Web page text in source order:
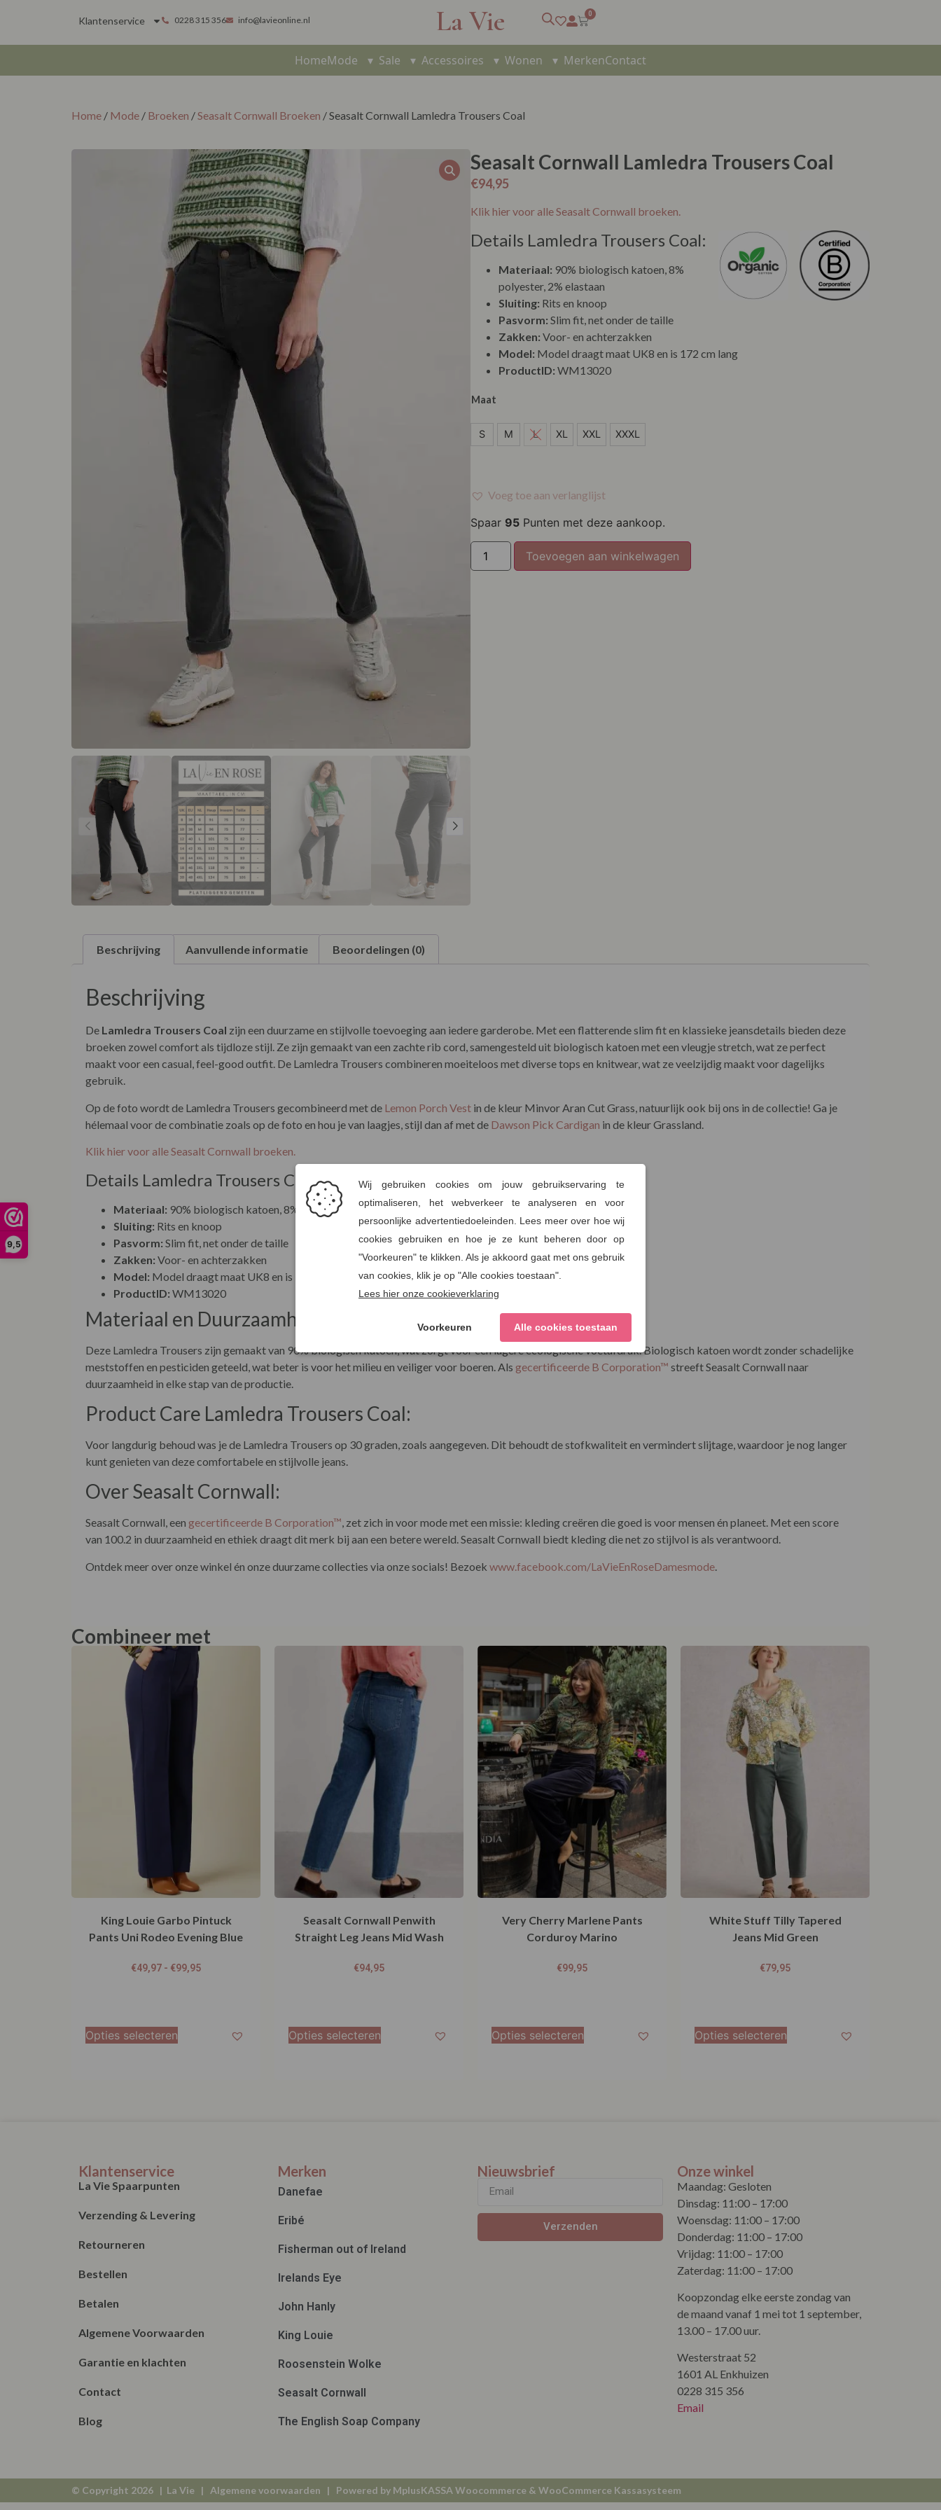
9,5
Klantenservice 0228 315 356 info@lavieonline.nl La Vie 0
HomeMode ▾ Sale ▾ Accessoires ▾ Wonen ▾ MerkenContact
Home / Mode / Broeken /Seasalt Cornwall Broeken / Seasalt Cornwall Lamledra Trousers Coal
Seasalt Cornwall Lamledra Trousers Coal
€94,95
Klik hier voor alle Seasalt Cornwall broeken.
Details Lamledra Trousers Coal:
Materiaal: 90% biologisch katoen, 8%
polyester, 2% elastaan
Sluiting: Rits en knoop
Pasvorm: Slim fit, net onder de taille
Zakken: Voor- en achterzakken
Model: Model draagt maat UK8 en is 172 cm lang
ProductID: WM13020
Maat
S
XXXL
S M L XL XXL XXXL
Voeg toe aan verlanglijst
Spaar 95 Punten met deze aankoop.
Toevoegen aan winkelwagen
Beschrijving Aanvullende informatie Beoordelingen (0)
Beschrijving
De Lamledra Trousers Coal zijn een duurzame en stijlvolle toevoeging aan iedere garderobe. Met een flatterende slim fit en klassieke jeansdetails bieden deze
broeken zowel comfort als tijdloze stijl. Ze zijn gemaakt van een zachte rib cord, samengesteld uit biologisch katoen met een vleugje stretch, wat ze perfect
maakt voor een casual, feel-good outfit. De Lamledra Trousers combineren moeiteloos met diverse tops en knitwear, wat ze veelzijdig maakt voor dagelijks
gebruik.
Op de foto wordt de Lamledra Trousers gecombineerd met de Lemon Porch Vest in de kleur Minvor Aran Cut Grass, natuurlijk ook bij ons in de collectie! Ga je
hélemaal voor de combinatie zoals op de foto en hou je van laagjes, stijl dan af met de Dawson Pick Cardigan in de kleur Grassland.
Klik hier voor alle Seasalt Cornwall broeken.
Details Lamledra Trousers Coal:
Materiaal: 90% biologisch katoen, 8% polyester, 2% elastaan
Sluiting: Rits en knoop
Pasvorm: Slim fit, net onder de taille
Zakken: Voor- en achterzakken
Model: Model draagt maat UK8 en is 172 cm lang
ProductID: WM13020
Materiaal en Duurzaamheid:
Deze Lamledra Trousers zijn gemaakt van 90% biologisch katoen, wat zorgt voor een lagere ecologische voetafdruk. Biologisch katoen wordt zonder schadelijke
meststoffen en pesticiden geteeld, wat beter is voor het milieu en veiliger voor boeren. Als gecertificeerde B Corporation™ streeft Seasalt Cornwall naar
duurzaamheid in elke stap van de productie.
Product Care Lamledra Trousers Coal:
Voor langdurig behoud was je de Lamledra Trousers op 30 graden, zoals aangegeven. Dit behoudt de stofkwaliteit en vermindert slijtage, waardoor je nog langer
kunt genieten van deze comfortabele en stijlvolle jeans.
Over Seasalt Cornwall:
Seasalt Cornwall, een gecertificeerde B Corporation™, zet zich in voor mode met een missie: kleding creëren die goed is voor mensen én planeet. Met een score
van 100.2 in duurzaamheid en ethiek draagt dit merk bij aan een betere wereld. Seasalt Cornwall biedt kleding die net zo stijlvol is als verantwoord.
Ontdek meer over onze winkel én onze duurzame collecties via onze socials! Bezoek www.facebook.com/LaVieEnRoseDamesmode
Combineer met
King Louie Garbo Pintuck
Pants Uni Rodeo Evening Blue
€49,97 - €99,95
Opties selecteren
Seasalt Cornwall Penwith
Straight Leg Jeans Mid Wash
€94,95
Opties selecteren
Very Cherry Marlene Pants
Corduroy Marino
€99,95
Opties selecteren
White Stuff Tilly Tapered
Jeans Mid Green
€79,95
Opties selecteren
Klantenservice
La Vie Spaarpunten
Verzending & Levering
Retourneren
Bestellen
Betalen
Algemene Voorwaarden
Garantie en klachten
Contact
Blog
Merken
Danefae
Eribé
Fisherman out of Ireland
Irelands Eye
John Hanly
King Louie
Roosenstein Wolke
Seasalt Cornwall
The English Soap Company
Nieuwsbrief
Verzenden
Onze winkel
Maandag: Gesloten
Dinsdag: 11:00 – 17:00
Woensdag: 11:00 – 17:00
Donderdag: 11:00 – 17:00
Vrijdag: 11:00 – 17:00
Zaterdag: 11:00 – 17:00
Koopzondag elke eerste zondag van
de maand vanaf 1 mei tot 1 september,
13.00 – 17.00 uur.
Westerstraat 52
1601 AL Enkhuizen
0228 315 356
Email
© Copyright 2026 | La Vie | Algemene voorwaarden | Powered by MplusKASSA Woocommerce & WooCommerce Kassasysteem